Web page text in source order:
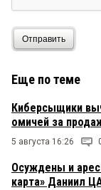
года
Отправить
Еще по теме
Киберсыщики
омичей за
5 августа 16:26
Осуждены и
карта» Даниил